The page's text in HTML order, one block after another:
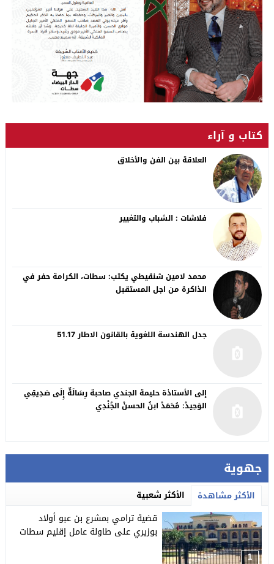
جهوية
الأكثر مشاهدة الأكثر شعبية
1
قضية ترامي بمشرع بن عبو أولاد
بوزيري على طاولة عامل إقليم سطات
كتاب و آراء
العلاقة بين الفن والأخلاق
فلاشات : الشباب والتغيير
محمد لامين شنقيطي يكتب: سطات، الكرامة حفر في
الذاكرة من اجل المستقبل
جدل الهندسة اللغوية بالقانون الاطار 51.17
إلى الأستاذة حليمة الجندي صاحبة رِسَالَةٌ إِلَى صَدِيقِي
الوَحِيدْ: مُحَمَدْ ابنُ الحسنْ الجُنْدِي